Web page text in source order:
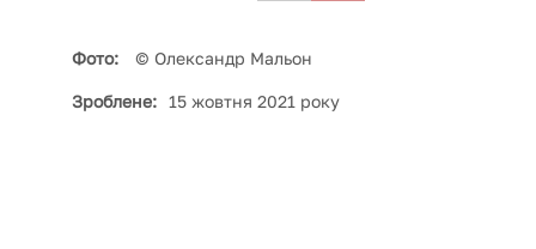
Фото: © Олександр Мальон
Зроблене: 15 жовтня 2021 року